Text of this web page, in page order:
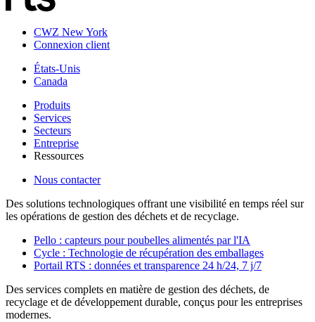
CWZ New York
Connexion client
États-Unis
Canada
Produits
Services
Secteurs
Entreprise
Ressources
Nous contacter
Des solutions technologiques offrant une visibilité en temps réel sur
les opérations de gestion des déchets et de recyclage.
Pello : capteurs pour poubelles alimentés par l'IA
Cycle : Technologie de récupération des emballages
Portail RTS : données et transparence 24 h/24, 7 j/7
Des services complets en matière de gestion des déchets, de
recyclage et de développement durable, conçus pour les entreprises
modernes.